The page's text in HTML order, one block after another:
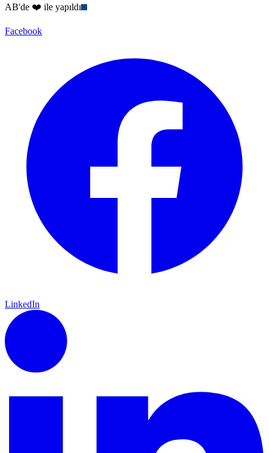
AB'de ❤️ ile yapıldı
Facebook
LinkedIn